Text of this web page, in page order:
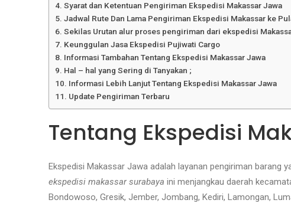
Syarat dan Ketentuan Pengiriman Ekspedisi Makassar Jawa
Jadwal Rute Dan Lama Pengiriman Ekspedisi Makassar ke
Sekilas Urutan alur proses pengiriman dari ekspedisi
Keunggulan Jasa Ekspedisi Pujiwati Cargo
Informasi Tambahan Tentang Ekspedisi Makassar Jawa
Hal – hal yang Sering di Tanyakan ;
Informasi Lebih Lanjut Tentang Ekspedisi Makassar Jawa
Update Pengiriman Terbaru
Tentang Ekspedisi
Ekspedisi Makassar Jawa adalah layanan pengiriman barang
ekspedisi makassar surabaya ini menjangkau daerah
Bondowoso, Gresik, Jember, Jombang, Kediri, Lamongan,